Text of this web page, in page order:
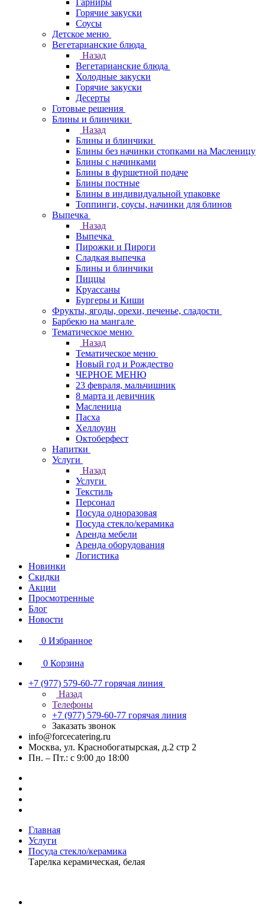
Гарниры
Горячие закуски
Соусы
Детское меню
Вегетарианские блюда
Назад
Вегетарианские блюда
Холодные закуски
Горячие закуски
Десерты
Готовые решения
Блины и блинчики
Назад
Блины и блинчики
Блины без начинки стопками на Масленицу
Блины с начинками
Блины в фуршетной подаче
Блины постные
Блины в индивидуальной упаковке
Топпинги, соусы, начинки для блинов
Выпечка
Назад
Выпечка
Пирожки и Пироги
Сладкая выпечка
Блины и блинчики
Пиццы
Круасcаны
Бургеры и Киши
Фрукты, ягоды, орехи, печенье, сладости
Барбекю на мангале
Тематическое меню
Назад
Тематическое меню
Новый год и Рождество
ЧЕРНОЕ МЕНЮ
23 февраля, мальчишник
8 марта и девичник
Масленица
Пасха
Хеллоуин
Октоберфест
Напитки
Услуги
Назад
Услуги
Текстиль
Персонал
Посуда одноразовая
Посуда стекло/керамика
Аренда мебели
Аренда оборудования
Логистика
Новинки
Скидки
Акции
Просмотренные
Блог
Новости
0 Избранное
0 Корзина
+7 (977) 579-60-77 горячая линия
Назад
Телефоны
+7 (977) 579-60-77 горячая линия
Заказать звонок
info@forcecatering.ru
Москва, ул. Краснобогатырская, д.2 стр 2
Пн. – Пт.: с 9:00 до 18:00
Главная
Услуги
Посуда стекло/керамика
Тарелка керамическая, белая